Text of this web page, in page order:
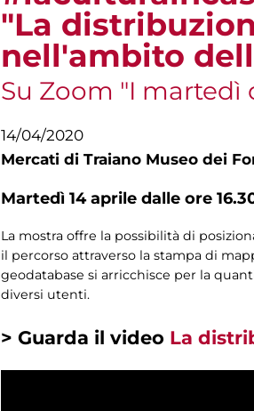
"La
nell'ambito
Su Zoom "I martedì
14/04/2020
Mercati di Traiano Museo dei
Martedì 14 aprile dalle ore
La mostra offre la possibilità di
il percorso attraverso la stampa di
geodatabase si arricchisce per la
diversi utenti.
> Guarda il video La